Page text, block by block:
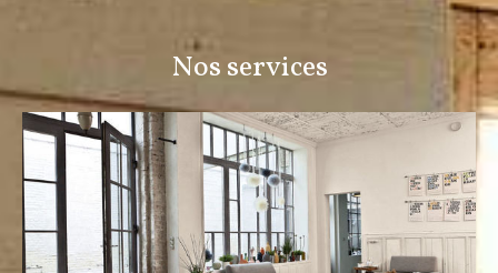
Nos services